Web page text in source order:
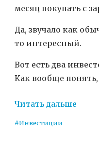
месяц покупать с
Да, звучало как
то интересный.
Вот есть два
Как вообще
Читать дальше
#Инвестиции